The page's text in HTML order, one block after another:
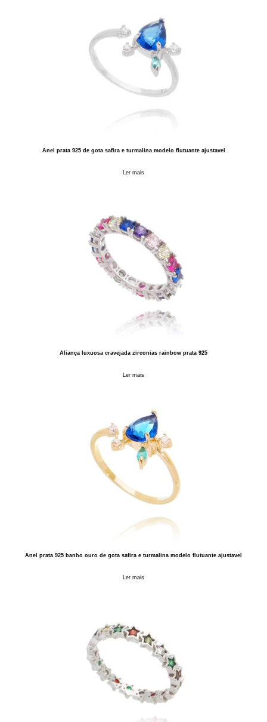
Anel prata 925 de gota safira e turmalina modelo flutuante ajustavel
Ler mais
Aliança luxuosa cravejada zirconias rainbow prata 925
Ler mais
Anel prata 925 banho ouro de gota safira e turmalina modelo flutuante ajustavel
Ler mais